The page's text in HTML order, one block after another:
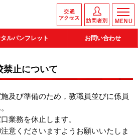
ルパンフレット お問い合わせ
禁止について
及び準備のため，教職員並びに係員
業務を休止します。
意くださいますようお願いいたしま